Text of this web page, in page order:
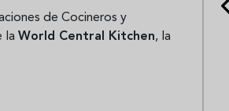
de Cocineros y
la World Central Kitchen, la